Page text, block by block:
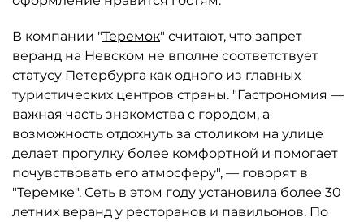
В компании "Теремок" считают, что запрет
веранд на Невском не вполне соответствует
статусу Петербурга как одного из главных
туристических центров страны. "Гастрономия —
важная часть знакомства с городом, а
возможность отдохнуть за столиком на улице
делает прогулку более комфортной и помогает
почувствовать его атмосферу", — говорят в
"Теремке". Сеть в этом году установила более 30
летних веранд у ресторанов и павильонов. По